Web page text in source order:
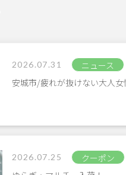
2026.07.31
ニュース
安城市/疲れが抜けない大人
2026.07.25
クーポン